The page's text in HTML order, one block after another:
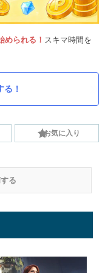
められる！ スキマ時間を
！
お気に入り
る